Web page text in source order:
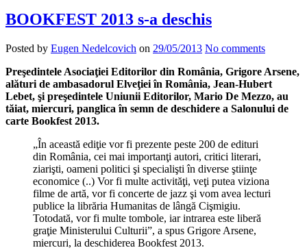
BOOKFEST 2013 s-a deschis
Posted by Eugen Nedelcovich on 29/05/2013 No comments
Preşedintele Asociaţiei Editorilor din România, Grigore Arsene,
alături de ambasadorul Elveţiei în România, Jean-Hubert
Lebet, şi preşedintele Uniunii Editorilor, Mario De Mezzo, au
tăiat, miercuri, panglica în semn de deschidere a Salonului de
carte Bookfest 2013.
„În această ediţie vor fi prezente peste 200 de edituri
din România, cei mai importanţi autori, critici literari,
ziarişti, oameni politici şi specialişti în diverse ştiinţe
economice (..) Vor fi multe activităţi, veţi putea viziona
filme de artă, vor fi concerte de jazz şi vom avea lecturi
publice la librăria Humanitas de lângă Cişmigiu.
Totodată, vor fi multe tombole, iar intrarea este liberă
graţie Ministerului Culturii”, a spus Grigore Arsene,
miercuri, la deschiderea Bookfest 2013.